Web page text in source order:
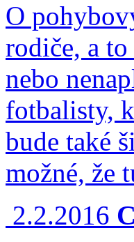
O
rodiče, a
nebo
fotbalisty,
bude také
možné, že
2.2.2016